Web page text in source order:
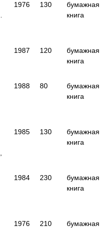
1976 130
бумажная
книга
1987 120
бумажная
книга
1988 80
бумажная
книга
1985 130
бумажная
книга
1984 230
бумажная
книга
1976 210
бумажная